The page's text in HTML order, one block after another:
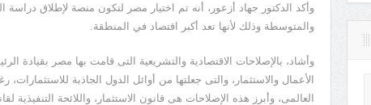
وأكد الدكتور جهاد أزعور، أنه تم اختيار مصر لتكون منصة لإطلاق
والمتوسطة وذلك لأنها تعد أكبر اقتصاد في المنطقة.
وأشاد، بالإصلاحات الاقتصادية والتشريعية التى قامت بها مصر بقيادة
الأعمال والاستثمار، والتى جعلتها من أوائل الدول الجاذبة للاستثمارات،
العالمى، وأبرز هذه الإصلاحات هى قانون الاستثمار، واللائحة التنفيذية